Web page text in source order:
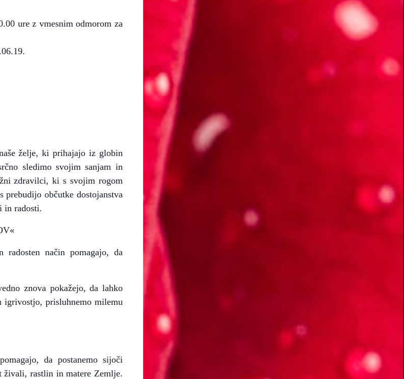
ure z vmesnim odmorom za
želje, ki prihajajo iz globin
sledimo svojim sanjam in
zdravilci, ki s svojim rogom
prebudijo občutke dostojanstva
in radosti.
način pomagajo, da
znova pokažejo, da lahko
igrivostjo, prisluhnemo milemu
da postanemo sijoči
živali, rastlin in matere Zemlje.